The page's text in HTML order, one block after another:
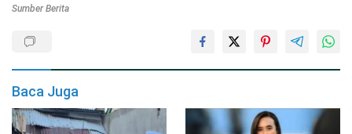
Sumber Berita
Baca Juga